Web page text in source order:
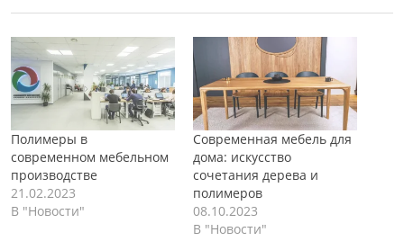
Полимеры в
современном мебельном
производстве
21.02.2023
В "Новости"
Современная мебель для
дома: искусство
сочетания дерева и
полимеров
08.10.2023
В "Новости"